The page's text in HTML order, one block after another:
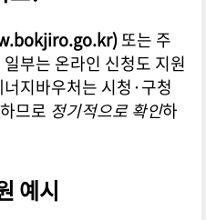
또는 주
부는 온라인 신청도 지원
지바우처는 시청·구청
므로 정기적으로 확인하
예시